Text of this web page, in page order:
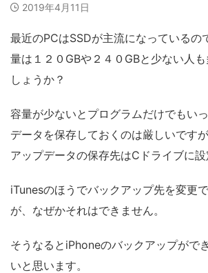
2019年4月11日
最近のPCはSSDが主流になっているの
量は１２０GBや２４０GBと少ない人
しょうか？
容量が少ないとプログラムだけでもい
データを保存しておくのは厳しいです
アップデータの保存先はCドライブに設
iTunesのほうでバックアップ先を変更
が、なぜかそれはできません。
そうなるとiPhoneのバックアップがで
いと思います。